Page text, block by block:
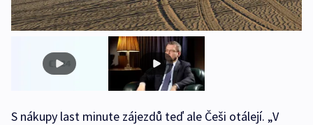
S nákupy last minute zájezdů teď ale Češi otálejí. „V